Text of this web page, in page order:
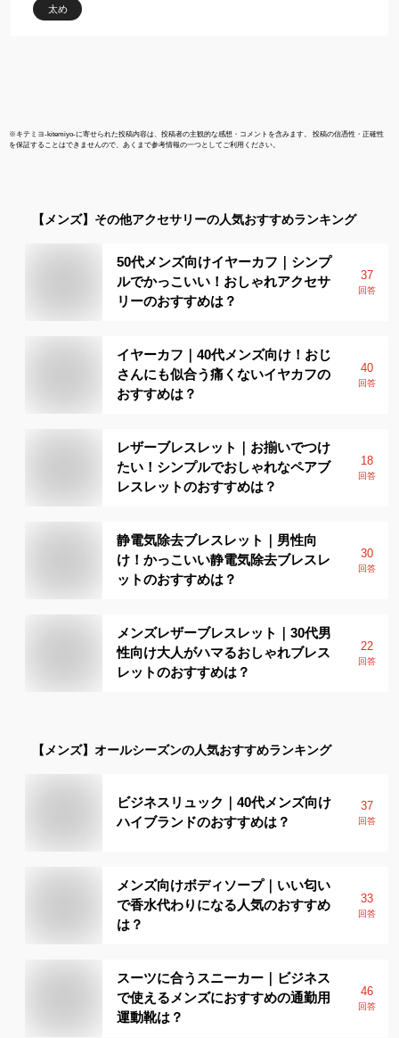
太め
※キテミヨ-kitemiyo-に寄せられた投稿内容は、投稿者の主観的な感想・コメントを含みます。 投稿の信憑性・正確性
を保証することはできませんので、あくまで参考情報の一つとしてご利用ください。
【メンズ】 その他アクセサリーの人気おすすめランキング
50代メンズ向けイヤーカフ｜シンプ
ルでかっこいい！おしゃれアクセサ
リーのおすすめは？
37
回答
イヤーカフ｜40代メンズ向け！おじ
さんにも似合う痛くないイヤカフの
おすすめは？
40
回答
レザーブレスレット｜お揃いでつけ
たい！シンプルでおしゃれなペアブ
レスレットのおすすめは？
18
回答
静電気除去ブレスレット｜男性向
け！かっこいい静電気除去ブレスレ
ットのおすすめは？
30
回答
メンズレザーブレスレット｜30代男
性向け大人がハマるおしゃれブレス
レットのおすすめは？
22
回答
【メンズ】 オールシーズンの人気おすすめランキング
ビジネスリュック｜40代メンズ向け
ハイブランドのおすすめは？
37
回答
メンズ向けボディソープ｜いい匂い
で香水代わりになる人気のおすすめ
は？
33
回答
スーツに合うスニーカー｜ビジネス
で使えるメンズにおすすめの通勤用
運動靴は？
46
回答